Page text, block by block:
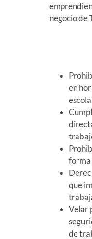
negocio de
en
forma
que
Velar
de